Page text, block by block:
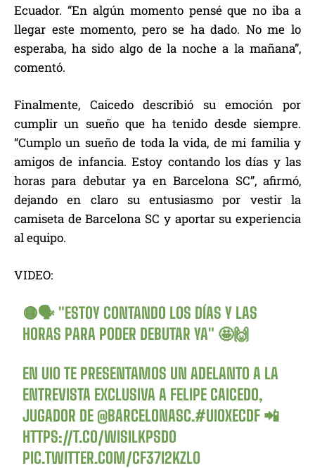
Ecuador. “En algún momento pensé que no iba a
llegar este momento, pero se ha dado. No me lo
esperaba, ha sido algo de la noche a la mañana”,
comentó.
Finalmente, Caicedo describió su emoción por
cumplir un sueño que ha tenido desde siempre.
“Cumplo un sueño de toda la vida, de mi familia y
amigos de infancia. Estoy contando los días y las
horas para debutar ya en Barcelona SC”, afirmó,
dejando en claro su entusiasmo por vestir la
camiseta de Barcelona SC y aportar su experiencia
al equipo.
VIDEO:
🟡🗣️ "ESTOY CONTANDO LOS DÍAS Y LAS
HORAS PARA PODER DEBUTAR YA" 🤩🙌
EN UIO TE PRESENTAMOS UN ADELANTO A LA
ENTREVISTA EXCLUSIVA A FELIPE CAICEDO,
JUGADOR DE @BARCELONASC.#UIOXECDF 📲
HTTPS://T.CO/WISILKPSD0
PIC.TWITTER.COM/CF37I2KZLO